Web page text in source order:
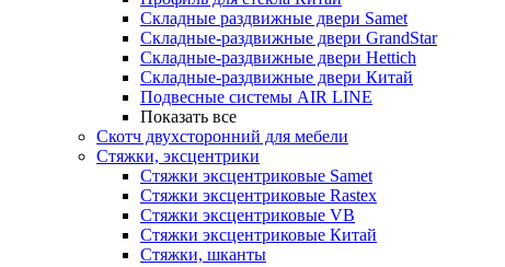
Складные раздвижные двери Samet
Складные-раздвижные двери GrandStar
Складные-раздвижные двери Hettich
Складные-раздвижные двери Китай
Подвесные системы AIR LINE
Показать все
Скотч двухсторонний для мебели
Стяжки, эксцентрики
Cтяжки эксцентриковые Samet
Стяжки эксцентриковые Rastex
Стяжки эксцентриковые VB
Стяжки эксцентриковые Китай
Стяжки, шканты